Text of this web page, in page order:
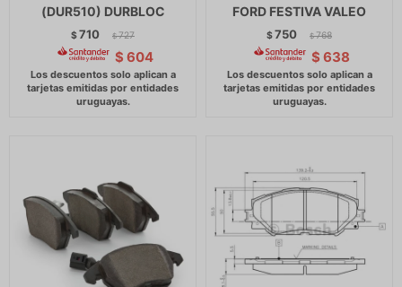
(DUR510) DURBLOC
$710 $ 727
$ 604
FORD FESTIVA VALEO
$750 $ 768
$ 638